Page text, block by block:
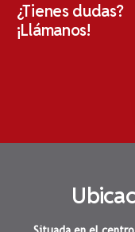
¿Tienes dudas?
¡Llámanos!